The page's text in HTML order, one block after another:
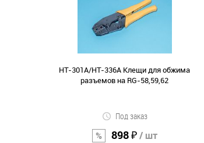
HT-301A/HT-336A Клещи для обжима
разъемов на RG-58,59,62
Под заказ
898 ₽/ шт